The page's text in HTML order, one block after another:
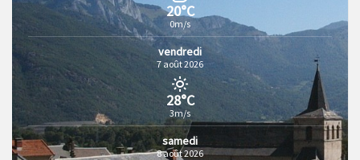
20°C
0m/s
vendredi
7 août 2026
28°C
3m/s
samedi
8 août 2026